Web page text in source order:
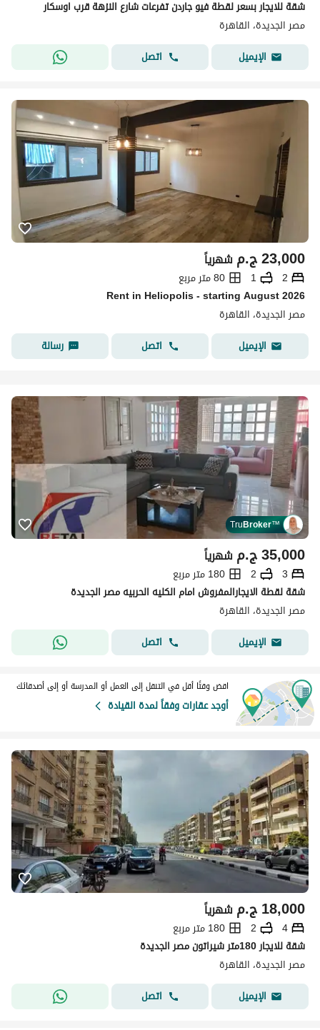
شقة للايجار بسعر لقطة فيو جاردن تفرعات شارع النزهة قرب اوسكار
مصر الجديدة، القاهرة
الإيميل
اتصل
ج.م23,000 شهرياً
2
1
80 متر مربع
Rent in Heliopolis - starting August 2026
مصر الجديدة، القاهرة
الإيميل
اتصل رسالة
TruBroker™
ج.م35,000 شهرياً
3
2
180 متر مربع
شقة لقطة الايجارالمفروش امام الكليه الحربيه مصر الجديدة
مصر الجديدة، القاهرة
الإيميل
اتصل
اقض وقتًا أقل في التنقل إلى العمل أو المدرسة أو إلى أصدقائك
أوجد عقارات وفقاً لمدة القيادة
ج.م18,000 شهرياً
4
2
180 متر مربع
شقة للايجار 180متر شيراتون مصر الجديدة
مصر الجديدة، القاهرة
الإيميل
اتصل